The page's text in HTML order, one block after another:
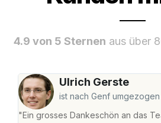
4.9 von 5 Sternen aus über
Ulrich Gerste
ist nach Genf umgezogen
"Ein grosses Dankeschön an das